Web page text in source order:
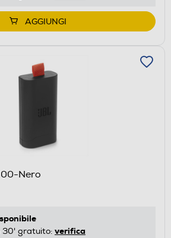
AGGIUNGI
Nero
30' gratuito: verifica